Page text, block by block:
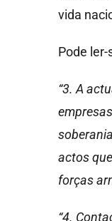
vida
Pode
“3. A
actos
forças
“4.